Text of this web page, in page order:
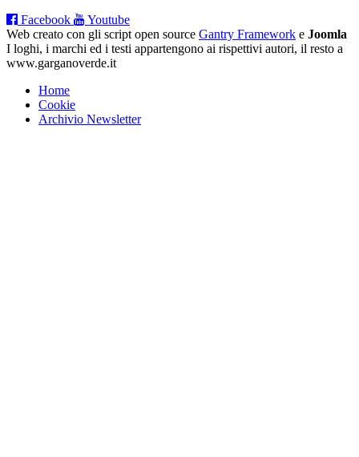
Facebook
Youtube
Web creato con gli script open source Gantry Framework e Joomla
I loghi, i marchi ed i testi appartengono ai rispettivi autori, il resto a
www.garganoverde.it
Home
Cookie
Archivio Newsletter